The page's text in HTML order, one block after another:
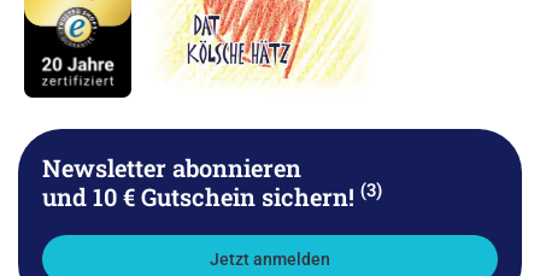
Newsletter abonnieren
und 10 € Gutschein sichern! (3)
Jetzt anmelden